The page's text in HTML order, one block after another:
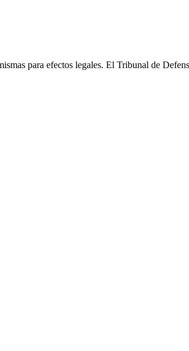
para efectos legales. El Tribunal de